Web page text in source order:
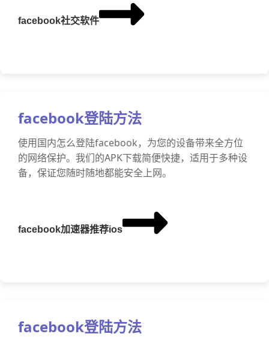
facebook社交软件
facebook登陆方法
使用国内怎么登陆facebook，为您的设备带来全方位
的网络保护。我们的APK下载简便快捷，适用于多种设
备，保证您随时随地都能安全上网。
facebook加速器推荐ios
facebook登陆方法